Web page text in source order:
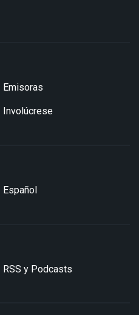
Emisoras
Involúcrese
Español
RSS y Podcasts